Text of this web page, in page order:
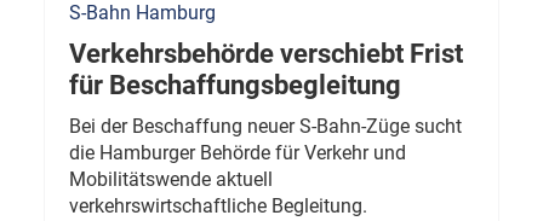
S-Bahn Hamburg
Verkehrsbehörde verschiebt Frist
für Beschaffungsbegleitung
Bei der Beschaffung neuer S-Bahn-Züge sucht
die Hamburger Behörde für Verkehr und
Mobilitätswende aktuell
verkehrswirtschaftliche Begleitung.